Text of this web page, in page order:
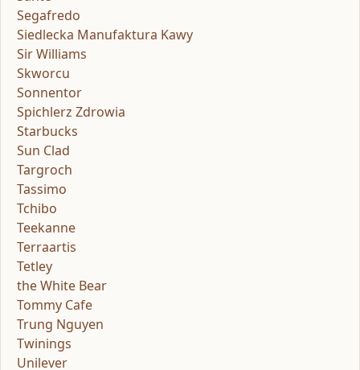
Segafredo
Siedlecka Manufaktura Kawy
Sir Williams
Skworcu
Sonnentor
Spichlerz Zdrowia
Starbucks
Sun Clad
Targroch
Tassimo
Tchibo
Teekanne
Terraartis
Tetley
the White Bear
Tommy Cafe
Trung Nguyen
Twinings
Unilever